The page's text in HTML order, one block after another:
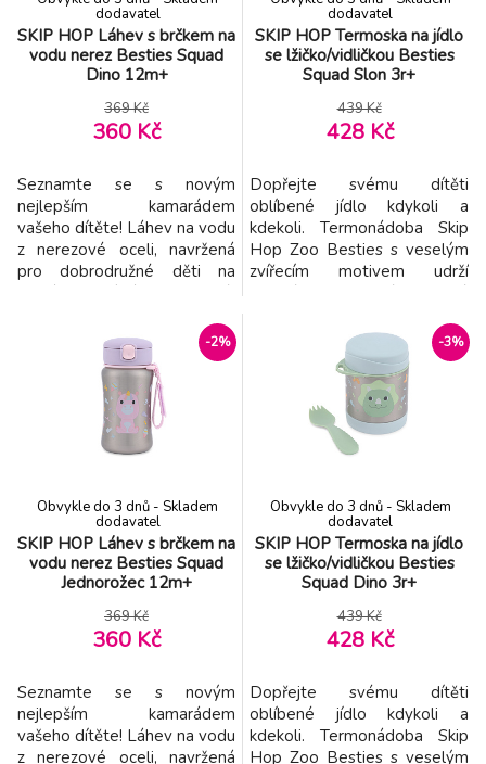
SKIP HOP Láhev s brčkem na
vodu nerez Besties Squad
Dino 12m+
dodavatel
369 Kč
360 Kč
Seznamte se s novým
nejlepším kamarádem
vašeho dítěte! Láhev na vodu
z nerezové oceli, navržená
pro dobrodružné děti na
Vyklápěcí víčko udržuje
flexibilní brčko čisté a
roztomilé zvířecí postavičky
jsou zábavné. Uchopte láhev
za praktický popruh a můžete
vyrazit. Prohlédněte si c
SKIP HOP Termoska na jídlo
se lžičko/vidličkou Besties
Squad Slon 3r+
dodavatel
439 Kč
428 Kč
Dopřejte svému dítěti
oblíbené jídlo kdykoli a
kdekoli. Termonádoba Skip
Hop Zoo Besties s veselým
zvířecím motivem udrží
ideální do školky, na výlety,
cestování i každodenní
dobrodružství. Nádoba je
vyrobena z kvalitní nerezové
oceli a je vybavena
bezpečným šroubovacím
-2%
SKIP HOP Láhev s brčkem na
vodu nerez Besties Squad
Jednorožec 12m+
Obvykle do 3 dnů - Skladem
dodavatel
369 Kč
360 Kč
Seznamte se s novým
nejlepším kamarádem
vašeho dítěte! Láhev na vodu
z nerezové oceli, navržená
-3%
SKIP HOP Termoska na jídlo
se lžičko/vidličkou Besties
Squad Dino 3r+
Obvykle do 3 dnů - Skladem
dodavatel
439 Kč
428 Kč
Dopřejte svému dítěti
oblíbené jídlo kdykoli a
kdekoli. Termonádoba Skip
Hop Zoo Besties s veselým